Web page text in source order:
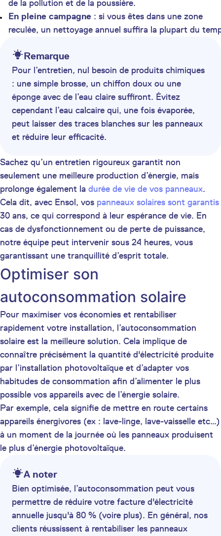
de la pollution et de la poussière.
En pleine campagne : si vous êtes dans une zone
reculée, un nettoyage annuel suffira la plupart du
Remarque
Pour l’entretien, nul besoin de produits chimiques
: une simple brosse, un chiffon doux ou une
éponge avec de l’eau claire suffiront. Évitez
cependant l’eau calcaire qui, une fois évaporée,
peut laisser des traces blanches sur les panneaux
et réduire leur efficacité.
Sachez qu’un entretien rigoureux garantit non
seulement une meilleure production d’énergie, mais
prolonge également la durée de vie de vos panneaux.
Cela dit, avec Ensol, vos panneaux solaires sont garantis
30 ans, ce qui correspond à leur espérance de vie. En
cas de dysfonctionnement ou de perte de puissance,
notre équipe peut intervenir sous 24 heures, vous
garantissant une tranquillité d’esprit totale.
Optimiser son
autoconsommation solaire
Pour maximiser vos économies et rentabiliser
rapidement votre installation, l’autoconsommation
solaire est la meilleure solution. Cela implique de
connaître précisément la quantité d'électricité produite
par l’installation photovoltaïque et d’adapter vos
habitudes de consommation afin d’alimenter le plus
possible vos appareils avec de l’énergie solaire.
Par exemple, cela signifie de mettre en route certains
appareils énergivores (ex : lave-linge, lave-vaisselle etc…)
à un moment de la journée où les panneaux produisent
le plus d’énergie photovoltaïque.
A noter
Bien optimisée, l’autoconsommation peut vous
permettre de réduire votre facture d'électricité
annuelle jusqu'à 80 % (voire plus). En général, nos
clients réussissent à rentabiliser les panneaux